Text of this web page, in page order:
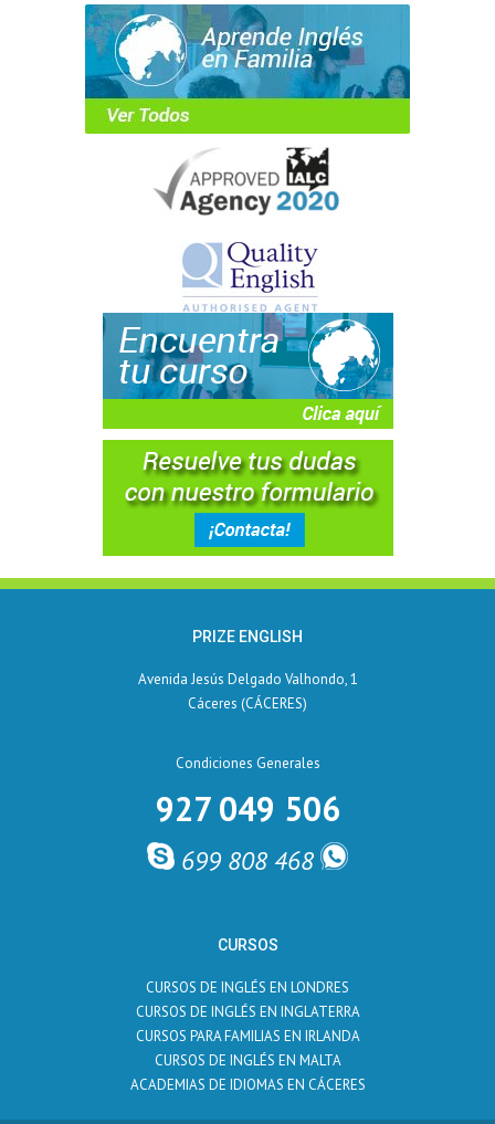
PRIZE ENGLISH
Avenida Jesús Delgado Valhondo, 1
Cáceres (CÁCERES)
Condiciones Generales
927 049 506
699 808 468
CURSOS
CURSOS DE INGLÉS EN LONDRES
CURSOS DE INGLÉS EN INGLATERRA
CURSOS PARA FAMILIAS EN IRLANDA
CURSOS DE INGLÉS EN MALTA
ACADEMIAS DE IDIOMAS EN CÁCERES